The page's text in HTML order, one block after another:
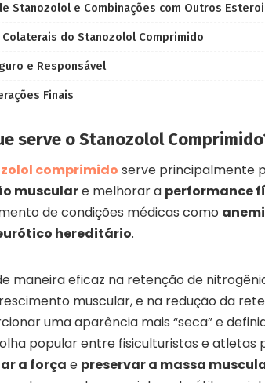
Stanozolol e Combinações com Outros
do Stanozolol Comprimido
e Responsável
Finais
serve o Stanozolol
comprimido serve principalmente
musculare melhorar a performance
de condições médicas como
hereditário.
maneira eficaz na retenção de
muscular, e na redução da
uma aparência mais “seca” e
popular entre fisiculturistas e atletas
a força e preservar a massa